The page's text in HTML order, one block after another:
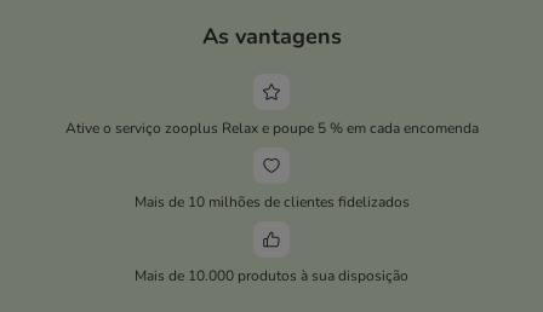
As vantagens
Ative o serviço zooplus Relax e poupe 5 % em cada encomenda
Mais de 10 milhões de clientes fidelizados
Mais de 10.000 produtos à sua disposição